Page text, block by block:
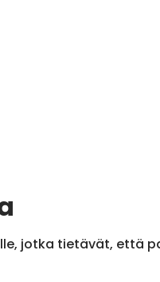
jotka tietävät, että